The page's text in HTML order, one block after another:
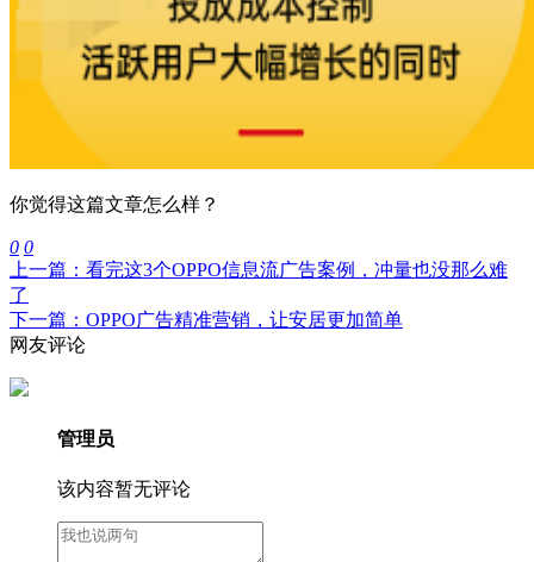
你觉得这篇文章怎么样？
0 0
上一篇：看完这3个OPPO信息流广告案例，冲量也没那么难
了
下一篇：OPPO广告精准营销，让安居更加简单
网友评论
管理员
该内容暂无评论